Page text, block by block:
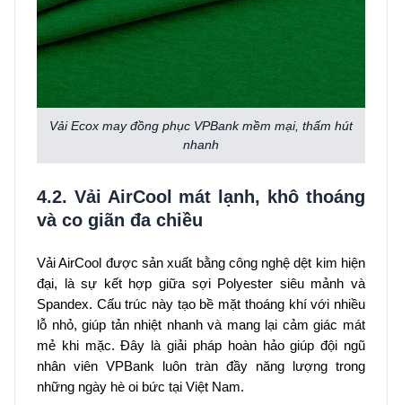
Vải Ecox may đồng phục VPBank mềm mại, thấm hút
nhanh
4.2. Vải AirCool mát lạnh, khô thoáng
và co giãn đa chiều
Vải AirCool được sản xuất bằng công nghệ dệt kim hiện
đại, là sự kết hợp giữa sợi Polyester siêu mảnh và
Spandex. Cấu trúc này tạo bề mặt thoáng khí với nhiều
lỗ nhỏ, giúp tản nhiệt nhanh và mang lại cảm giác mát
mẻ khi mặc. Đây là giải pháp hoàn hảo giúp đội ngũ
nhân viên VPBank luôn tràn đầy năng lượng trong
những ngày hè oi bức tại Việt Nam.